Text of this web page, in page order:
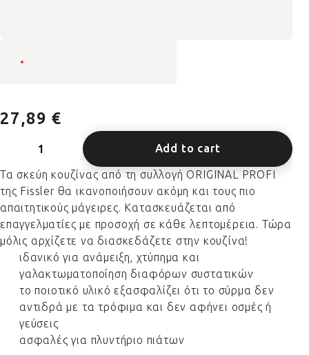
27,89 €
Add to cart
Τα σκεύη κουζίνας από τη συλλογή ORIGINAL PROFI
της Fissler θα ικανοποιήσουν ακόμη και τους πιο
απαιτητικούς μάγειρες. Κατασκευάζεται από
επαγγελματίες με προσοχή σε κάθε λεπτομέρεια. Τώρα
μόλις αρχίζετε να διασκεδάζετε στην κουζίνα!
ιδανικό για ανάμειξη, χτύπημα και
γαλακτωματοποίηση διαφόρων συστατικών
το ποιοτικό υλικό εξασφαλίζει ότι το σύρμα δεν
αντιδρά με τα τρόφιμα και δεν αφήνει οσμές ή
γεύσεις
ασφαλές για πλυντήριο πιάτων